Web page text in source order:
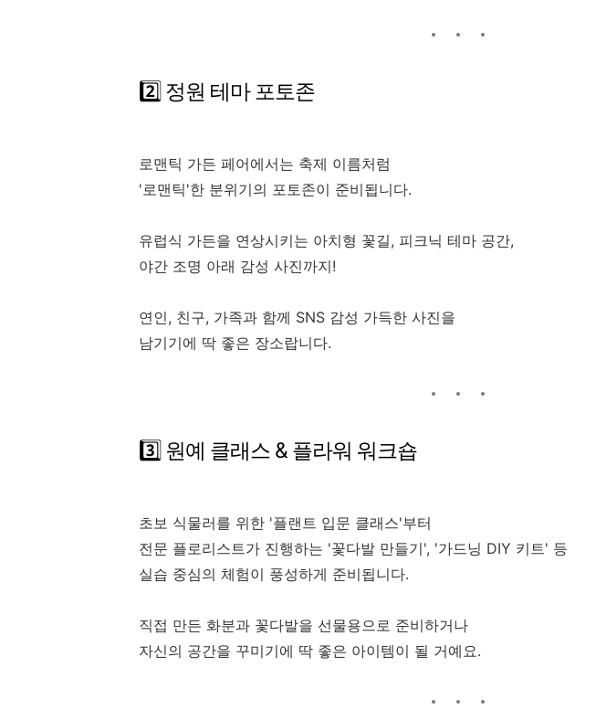
2️⃣ 정원 테마 포토존
로맨틱 가든 페어에서는 축제 이름처럼
'로맨틱'한 분위기의 포토존이 준비됩니다.
유럽식 가든을 연상시키는 아치형 꽃길, 피크닉 테마 공간,
야간 조명 아래 감성 사진까지!
연인, 친구, 가족과 함께 SNS 감성 가득한 사진을
남기기에 딱 좋은 장소랍니다.
3️⃣ 원예 클래스 & 플라워 워크숍
초보 식물러를 위한 '플랜트 입문 클래스'부터
전문 플로리스트가 진행하는 '꽃다발 만들기', '가드닝 DIY 키트' 등
실습 중심의 체험이 풍성하게 준비됩니다.
직접 만든 화분과 꽃다발을 선물용으로 준비하거나
자신의 공간을 꾸미기에 딱 좋은 아이템이 될 거예요.